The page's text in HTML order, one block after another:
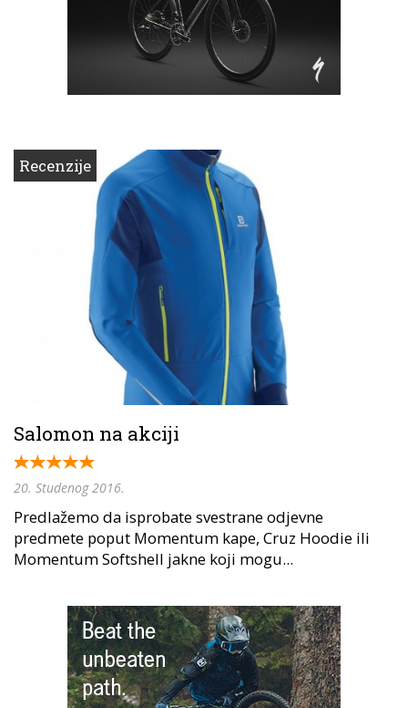
Recenzije
Salomon na akciji
20. Studenog 2016.
Predlažemo da isprobate svestrane odjevne
predmete poput Momentum kape, Cruz Hoodie ili
Momentum Softshell jakne koji mogu...